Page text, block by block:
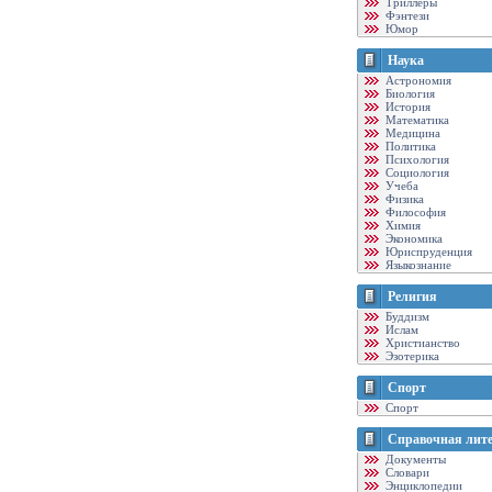
Фэнтези
Юмор
Наука
Астрономия
Биология
История
Математика
Медицина
Политика
Психология
Социология
Учеба
Физика
Философия
Химия
Экономика
Юриспруденция
Языкознание
Религия
Буддизм
Ислам
Христианство
Эзотерика
Спорт
Спорт
Справочная
Документы
Словари
Энциклопедии